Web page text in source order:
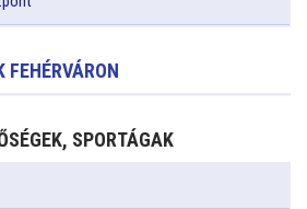
FEHÉRVÁRON
SPORTÁGAK